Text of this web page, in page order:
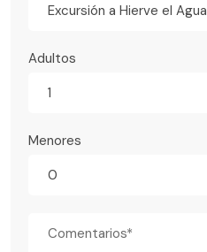
Excursión a Hierve el Agua
Adultos
Menores